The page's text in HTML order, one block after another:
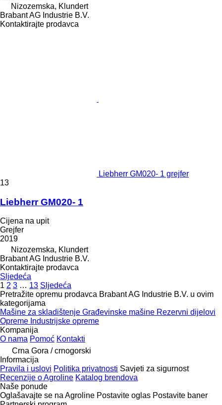
Nizozemska, Klundert
Brabant AG Industrie B.V.
Kontaktirajte prodavca
Liebherr GM020- 1 grejfer
13
Liebherr GM020- 1
Cijena na upit
Grejfer
2019
Nizozemska, Klundert
Brabant AG Industrie B.V.
Kontaktirajte prodavca
Sljedeća
1 2 3 … 13 Sljedeća
Pretražite opremu prodavca Brabant AG Industrie B.V. u ovim
kategorijama
Mašine za skladištenje Građevinske mašine Rezervni dijelovi
Opreme Industrijske opreme
Kompanija
O nama Pomoć Kontakti
Crna Gora / crnogorski
Informacija
Pravila i uslovi Politika privatnosti Savjeti za sigurnost
Recenzije o Agroline Katalog brendova
Naše ponude
Oglašavajte se na Agroline Postavite oglas Postavite baner